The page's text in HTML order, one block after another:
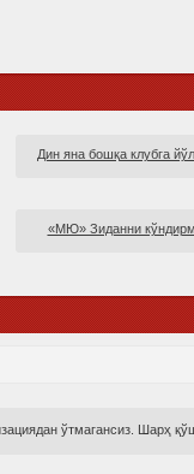
Дин яна бошқа клубга
«МЮ» Зиданни
ўтмагансиз. Шарҳ